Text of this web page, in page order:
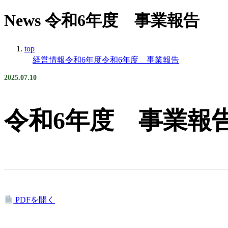
News 令和6年度 事業報告
top
経営情報令和6年度令和6年度 事業報告
2025.07.10
令和6年度 事業報
PDFを開く